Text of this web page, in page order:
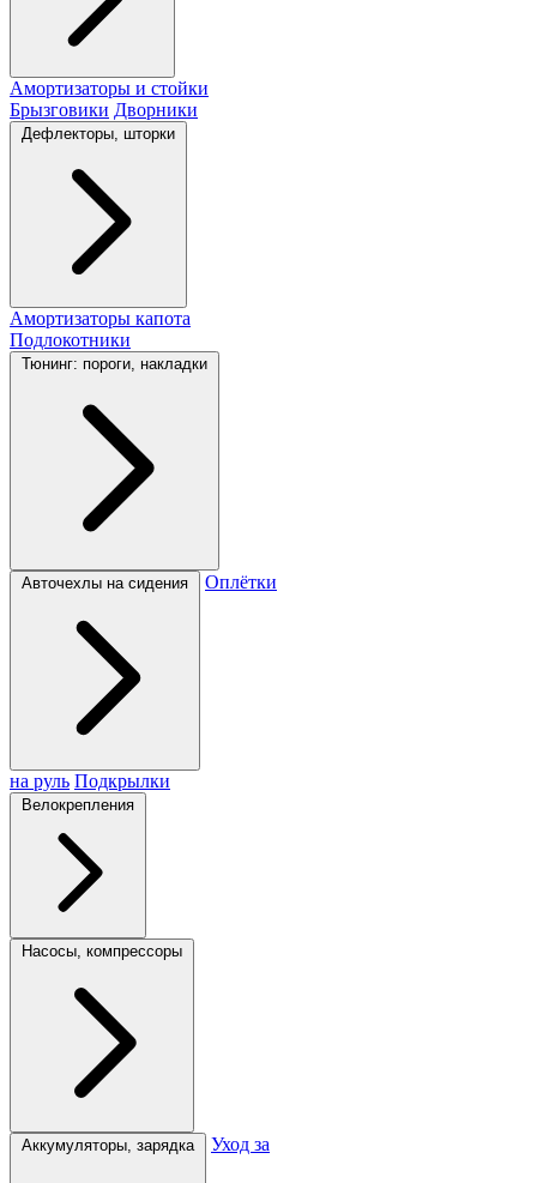
Амортизаторы и стойки
Брызговики Дворники
Дефлекторы, шторки
Амортизаторы капота
Подлокотники
Тюнинг: пороги, накладки
Авточехлы на сидения Оплётки
на руль Подкрылки
Велокрепления
Насосы, компрессоры
Аккумуляторы, зарядка Уход за